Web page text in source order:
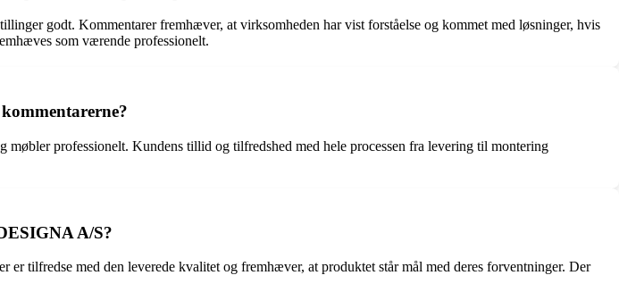
godt. Kommentarer fremhæver, at virksomheden har vist forståelse og kommet med løsninger, hvis
som værende professionelt.
professionelt. Kundens tillid og tilfredshed med hele processen fra levering til montering
A/S?
tilfredse med den leverede kvalitet og fremhæver, at produktet står mål med deres forventninger. Der